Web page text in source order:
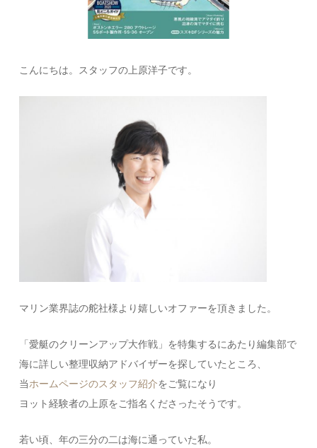
こんにちは。スタッフの上原洋子です。
マリン業界誌の舵社様より嬉しいオファーを頂きました。
「愛艇のクリーンアップ大作戦」を特集するにあたり編集部で
海に詳しい整理収納アドバイザーを探していたところ、
当ホームページのスタッフ紹介をご覧になり
ヨット経験者の上原をご指名くださったそうです。
若い頃、年の三分の二は海に通っていた私。